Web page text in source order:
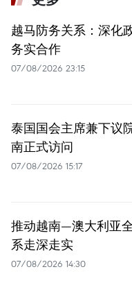
越马防务关系：深化
务实合作
07/08/2026 23:15
泰国国会主席兼下议
南正式访问
07/08/2026 15:17
推动越南—澳大利亚
系走深走实
07/08/2026 14:30